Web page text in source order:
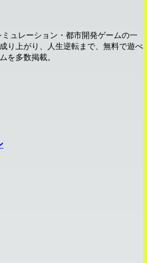
ュレーション・都市開発ゲームの一
り上がり、人生逆転まで、無料で遊べ
を多数掲載。